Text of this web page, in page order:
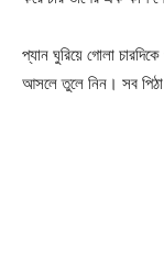
প্যান ঘুরিয়ে গোলা
আসলে তুলে নিন। সব পিঠা